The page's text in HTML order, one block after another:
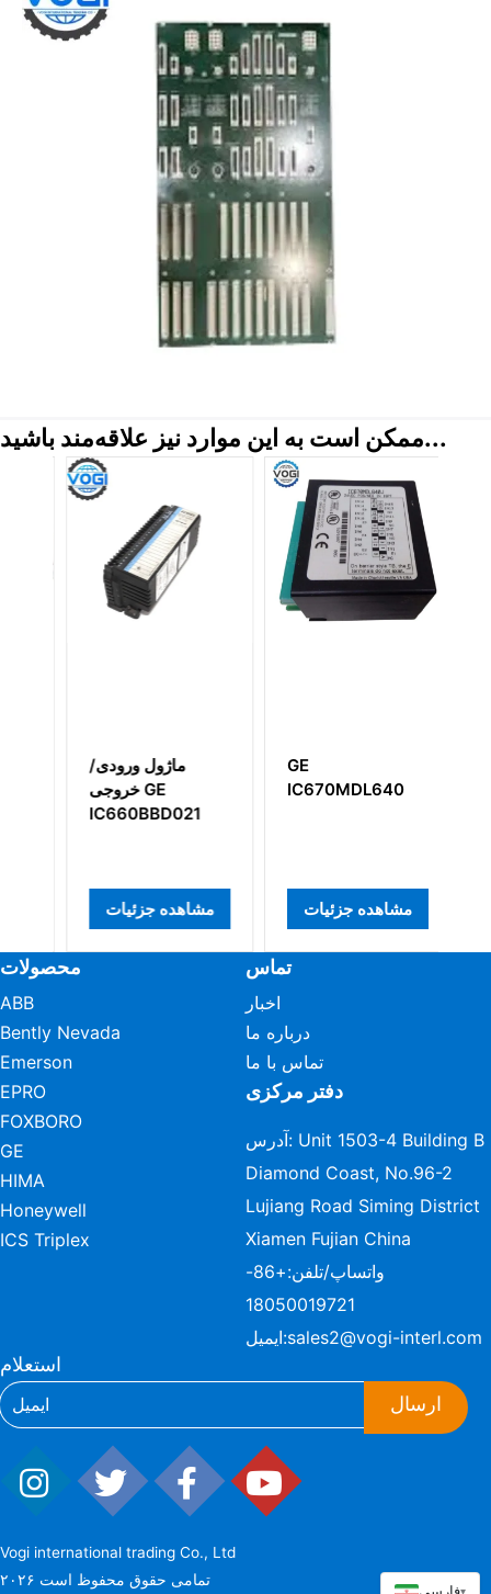
ممکن است به این موارد نیز علاقه‌مند باشید...
ماژول ورودی/
خروجی GE
IC660BBD021
مشاهده جزئیات
GE
IC670MDL640
مشاهده جزئیات
محصولات
ABB
Bently Nevada
Emerson
EPRO
FOXBORO
GE
HIMA
Honeywell
ICS Triplex
تماس
اخبار
درباره ما
تماس با ما
دفتر مرکزی
آدرس: Unit 1503-4 Building B
Diamond Coast, No.96-2
Lujiang Road Siming District
Xiamen Fujian China
واتساپ/تلفن:
+86-
18050019721
ایمیل:sales2@vogi-interl.com
استعلام
ارسال
Vogi international trading Co., Ltd
۲۰۲۶ تمامی حقوق محفوظ است
▾